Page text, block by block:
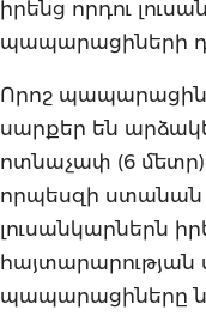
իրենց որդու
պապարացիների
Որոշ
սարքեր են
ոտնաչափ (6 մետր)
որպեսզի ստանան
լուսանկարներն
հայտարարության
պապարացիները